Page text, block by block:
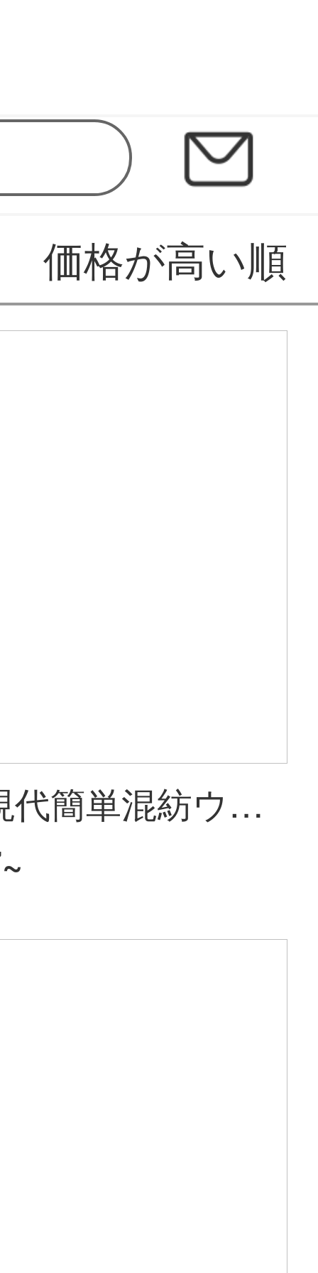
価格が高い順
紳士犬現代簡単混紡ウールオーダーメイド絨毯リビングルームのベッドサイドのタペストリー丸いお茶のタペストリーを選んで注文します。ニュージーランド純毛オーダーメイド絨毯を注文します。商品の納期を確認してください。